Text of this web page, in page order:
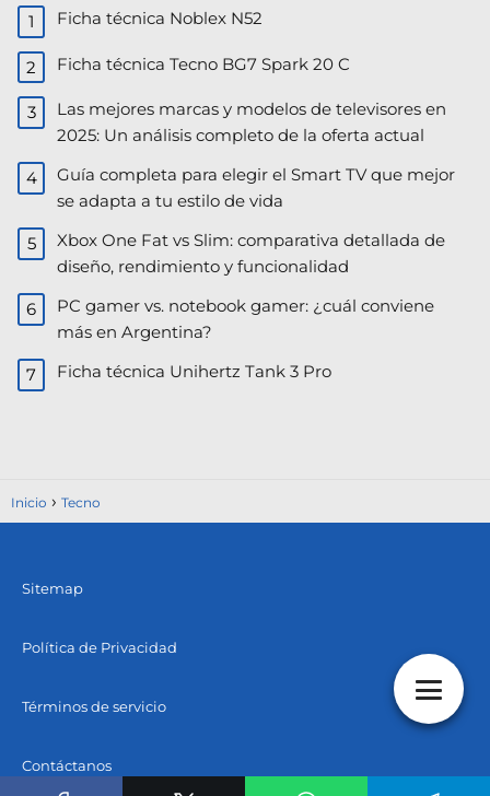
Ficha técnica Noblex N52
Ficha técnica Tecno BG7 Spark 20 C
Las mejores marcas y modelos de televisores en
2025: Un análisis completo de la oferta actual
Guía completa para elegir el Smart TV que mejor
se adapta a tu estilo de vida
Xbox One Fat vs Slim: comparativa detallada de
diseño, rendimiento y funcionalidad
PC gamer vs. notebook gamer: ¿cuál conviene
más en Argentina?
Ficha técnica Unihertz Tank 3 Pro
Inicio Tecno
Sitemap
Política de Privacidad
Términos de servicio
Contáctanos